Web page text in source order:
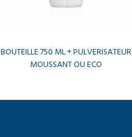
BOUTEILLE 750 ML + PULVERISATEUR
MOUSSANT OU ECO